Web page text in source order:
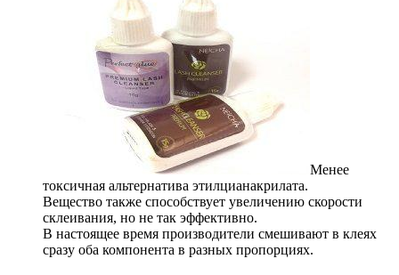
Менее
токсичная альтернатива этилцианакрилата.
Вещество также способствует увеличению скорости
склеивания, но не так эффективно.
В настоящее время производители смешивают в клеях
сразу оба компонента в разных пропорциях.